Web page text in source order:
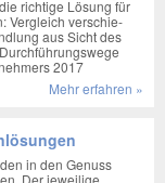
rich­ti­ge Lösung für
Ver­gleich ver­schie­
aus Sicht des
2017
Mehr erfah­ren »
in den Genuss
Der jewei­li­ge